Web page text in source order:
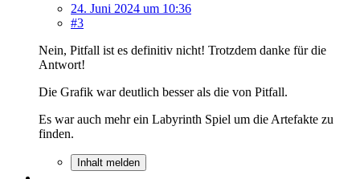
24. Juni 2024 um 10:36
#3
Nein, Pitfall ist es definitiv nicht! Trotzdem danke für die
Antwort!
Die Grafik war deutlich besser als die von Pitfall.
Es war auch mehr ein Labyrinth Spiel um die Artefakte zu
finden.
Inhalt melden